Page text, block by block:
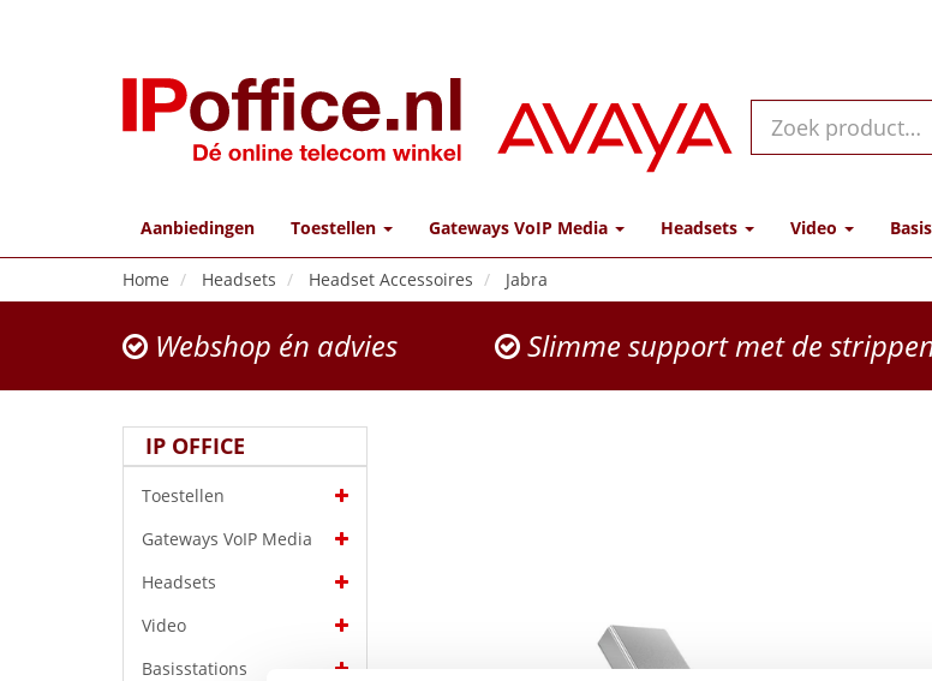
Aanbiedingen Toestellen Gateways VoIP Media Headsets Video
Home Headsets Headset Accessoires Jabra
Webshop én advies Slimme support met de
IP OFFICE
Toestellen
Gateways VoIP Media
Headsets
Video
Basisstations